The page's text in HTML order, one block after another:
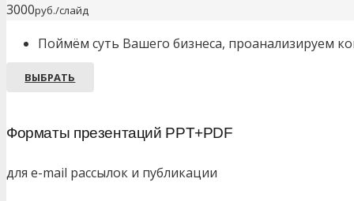
3000руб./слайд
Поймём суть Вашего бизнеса, проанализируем
ВЫБРАТЬ
Форматы презентаций PPT+PDF
для e-mail рассылок и публикации